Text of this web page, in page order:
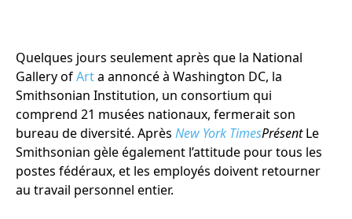
Quelques jours seulement après que la National
Gallery ofArta annoncé à Washington DC, la
Smithsonian Institution, un consortium qui
comprend 21 musées nationaux, fermerait son
bureau de diversité. Après New York TimesPrésentLe
Smithsonian gèle également l’attitude pour tous les
postes fédéraux, et les employés doivent retourner
au travail personnel entier.